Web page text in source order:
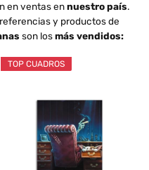
en ventas ennuestro país.
y productos de
son losmás vendidos:
TOP CUADROS